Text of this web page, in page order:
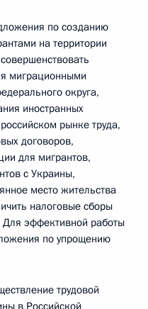
по созданию
на территории
миграционными
округа,
иностранных
рынке труда,
договоров,
для мигрантов,
с Украины,
место жительства
налоговые сборы
Для эффективной работы
по упрощению
трудовой
в Российской